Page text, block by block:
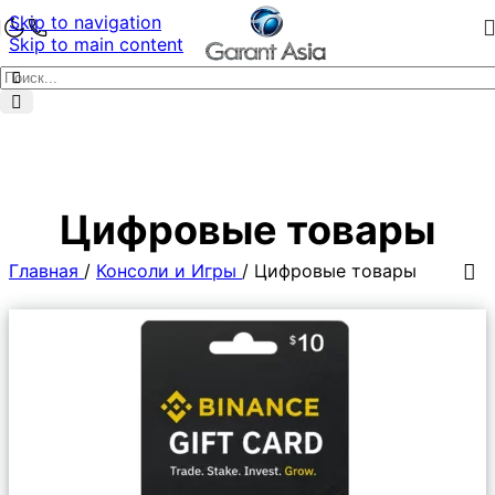
Skip to navigation
Skip to main content
Цифровые товары
Главная / Консоли и Игры / Цифровые товары